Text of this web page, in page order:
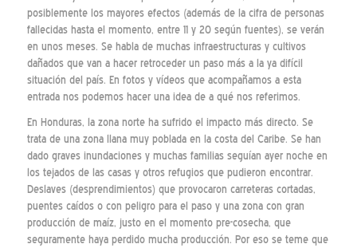
posiblemente los mayores efectos (además de la cifra de personas
fallecidas hasta el momento, entre 11 y 20 según fuentes), se verán
en unos meses. Se habla de muchas infraestructuras y cultivos
dañados que van a hacer retroceder un paso más a la ya difícil
situación del país. En fotos y vídeos que acompañamos a esta
entrada nos podemos hacer una idea de a qué nos referimos.
En Honduras, la zona norte ha sufrido el impacto más directo. Se
trata de una zona llana muy poblada en la costa del Caribe. Se han
dado graves inundaciones y muchas familias seguían ayer noche en
los tejados de las casas y otros refugios que pudieron encontrar.
Deslaves (desprendimientos) que provocaron carreteras cortadas,
puentes caídos o con peligro para el paso y una zona con gran
producción de maíz, justo en el momento pre-cosecha, que
seguramente haya perdido mucha producción. Por eso se teme que